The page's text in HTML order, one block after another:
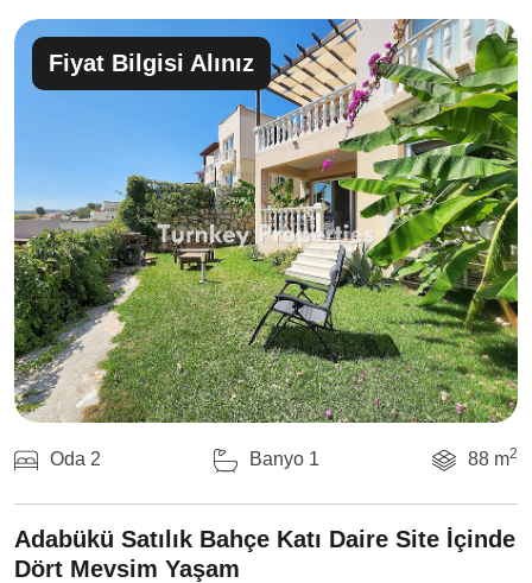
Fiyat Bilgisi Alınız
Oda 2 Banyo 1 88 m2
Adabükü Satılık Bahçe Katı Daire Site İçinde
Dört Mevsim Yaşam